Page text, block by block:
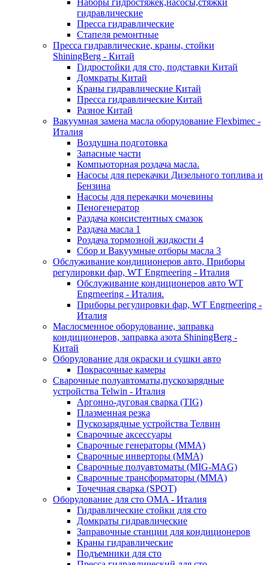
Наборы гидростяжек,насосы,стяжки
гидравлические
Пресса гидравлические
Стапеля ремонтные
Пресса гидравлические, краны, стойки
ShiningBerg - Китай
Гидростойки для сто, подставки Китай
Домкраты Китай
Краны гидравлические Китай
Пресса гидравлические Китай
Разное Китай
Вакуумная замена масла оборудование Flexbimeс -
Италия
Воздушна подготовка
Запасные части
Компьюторная роздача масла.
Насосы для перекачки Дизельного топлива и
Бензина
Насосы для перекачки мочевины
Пеногенератор
Раздача консистентных смазок
Раздача масла 1
Роздача тормозной жидкости 4
Сбор и Вакуумные отборы масла 3
Обслуживание кондиционеров авто, Приборы
регулировки фар, WT Engrneering - Италия
Обслуживание кондиционеров авто WT
Engrneering - Италия.
Приборы регулировки фар, WT Engrneering -
Италия
Маслосменное оборудование, заправка
кондиционеров, заправка азота ShiningBerg -
Китай
Оборудование для окраски и сушки авто
Покрасочные камеры
Сварочные полуавтоматы,пускозарядные
устройства Telwin - Италия
Аргонно-дуговая сварка (TIG)
Плазменная резка
Пускозарядные устройства Телвин
Сварочные аксессуары
Сварочные генераторы (MMA)
Сварочные инверторы (MMA)
Сварочные полуавтоматы (MIG-MAG)
Сварочные трансформаторы (MMA)
Точечная сварка (SPOT)
Оборудование для сто OMA - Италия
Гидравлические стойки для сто
Домкраты гидравлические
Заправочные станции для кондиционеров
Краны гидравлические
Подъемники для сто